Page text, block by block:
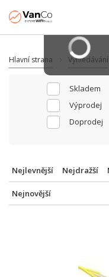
Hlavní strana Vyhledávání
Skladem
Výprodej
Doprodej
Nejlevnější Nejdražší
Nejnovější